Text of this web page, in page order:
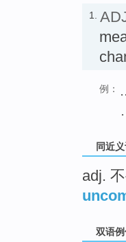
1.
例：
同近义
adj.
双语例